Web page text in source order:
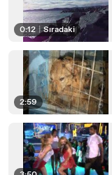
0:12 Sıradaki
2:59